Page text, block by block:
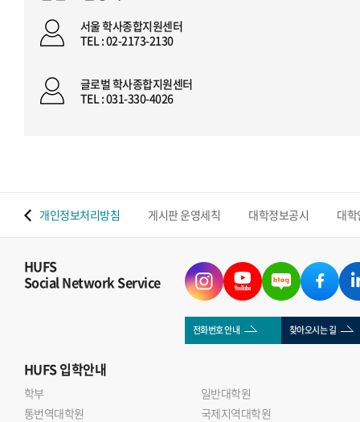
서울 학사종합지원센터
TEL : 02-2173-2130
글로벌 학사종합지원센터
TEL : 031-330-4026
개인정보처리방침 게시판 운영세칙 대학정보공시 대
HUFS
Social Network Service
전화번호 안내 찾아오시는 길
HUFS입학안내
학부
일반대학원
통번역대학원
국제지역대학원